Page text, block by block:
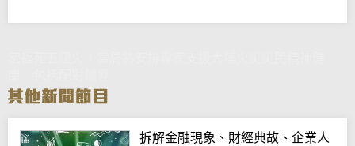
拆解金融現象、財經典故、企業人